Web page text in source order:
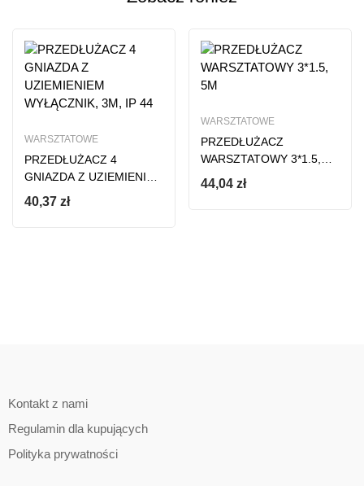
WARSZTATOWE
PRZEDŁUŻACZ 4
GNIAZDA Z UZIEMIENIEM
WYŁĄCZNIK, 3M, IP 44
40,37 zł
WARSZTATOWE
PRZEDŁUŻACZ
WARSZTATOWY 3*1.5,
5M
44,04 zł
Kontakt z nami
Regulamin dla kupujących
Polityka prywatności